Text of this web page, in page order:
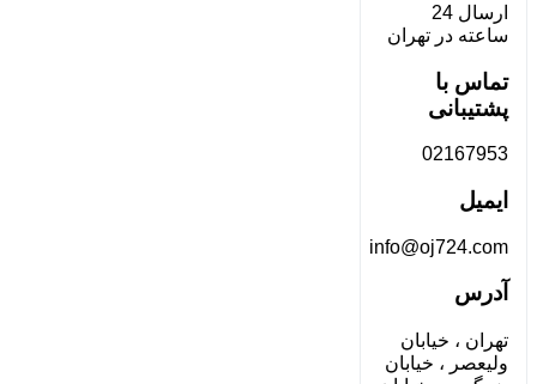
ارسال 24
ساعته در تهران
تماس با
پشتیبانی
02167953
ایمیل
info@oj724.com
آدرس
تهران ، خیابان
ولیعصر ، خیابان